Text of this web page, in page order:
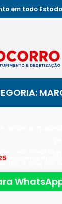
em todo
dia, 7 dias por